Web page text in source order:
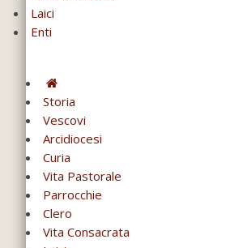
Laici
Enti
Storia
Vescovi
Arcidiocesi
Curia
Vita Pastorale
Parrocchie
Clero
Vita Consacrata